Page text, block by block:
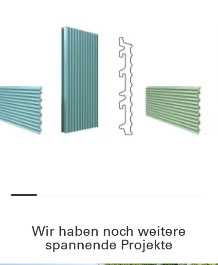
Wir haben noch weitere
spannende Projekte